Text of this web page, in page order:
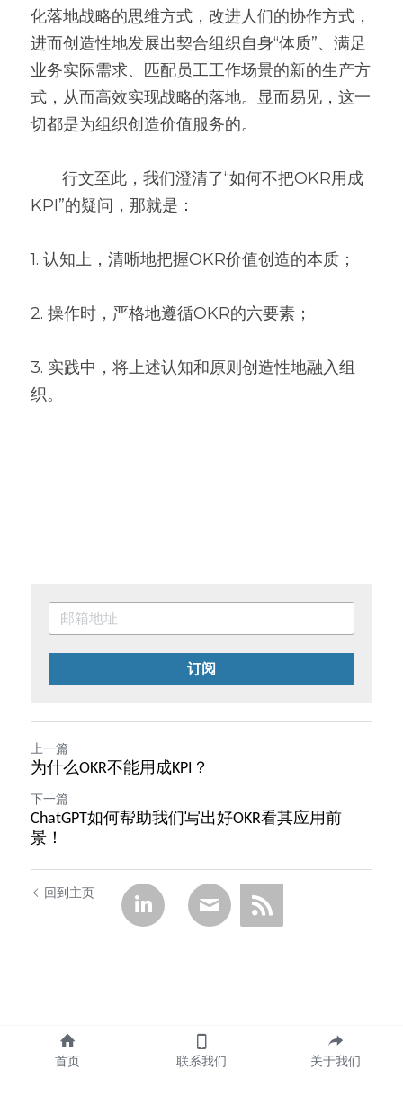
化落地战略的思维方式，改进人们的协作方式，
进而创造性地发展出契合组织自身“体质”、满足
业务实际需求、匹配员工工作场景的新的生产方
式，从而高效实现战略的落地。显而易见，这一
切都是为组织创造价值服务的。
KPI”的疑问，那就是：
1. 认知上，清晰地把握OKR价值创造的本质；
2. 操作时，严格地遵循OKR的六要素；
3. 实践中，将上述认知和原则创造性地融入组
织。
订阅
上一篇
为什么OKR不能用成KPI？
下一篇
ChatGPT如何帮助我们写出好OKR看其应用前
景！
回到主页
首页 联系我们 关于我们